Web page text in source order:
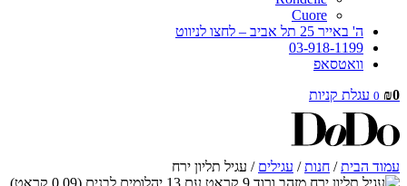
Cuore
ה' באייר 25 תל אביב – לחצו לניווט
03-918-1199
וואטסאפ
₪0
0 עגלת קניות
עמוד הבית/ חנות/ עגילים / עגיל תליון ירח